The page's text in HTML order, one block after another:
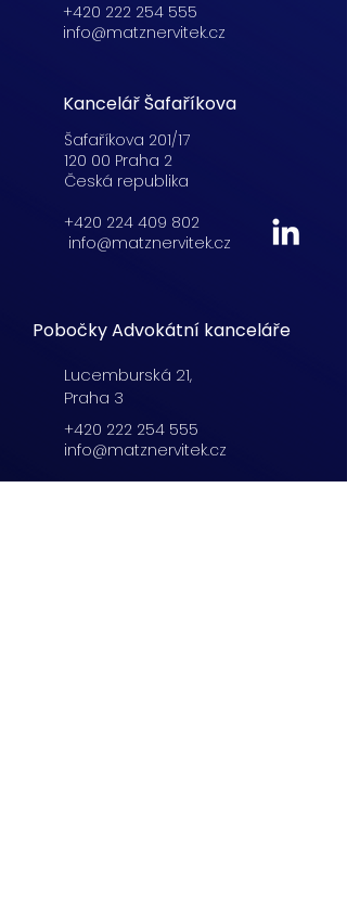
+420 222 254 555
info@matznervitek.cz
Kancelář Šafaříkova
Šafaříkova 201/17
120 00 Praha 2
Česká republika
+420 224 409 802
info@matznervitek.cz
Pobočky Advokátní kanceláře
Lucemburská 21,
Praha 3
+420 222 254 555
info@matznervitek.cz